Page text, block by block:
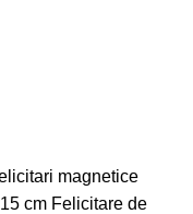
magnetice
cm Felicitare de